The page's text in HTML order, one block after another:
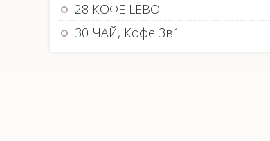
28 КОФЕ LEBO
30 ЧАЙ, Кофе 3в1